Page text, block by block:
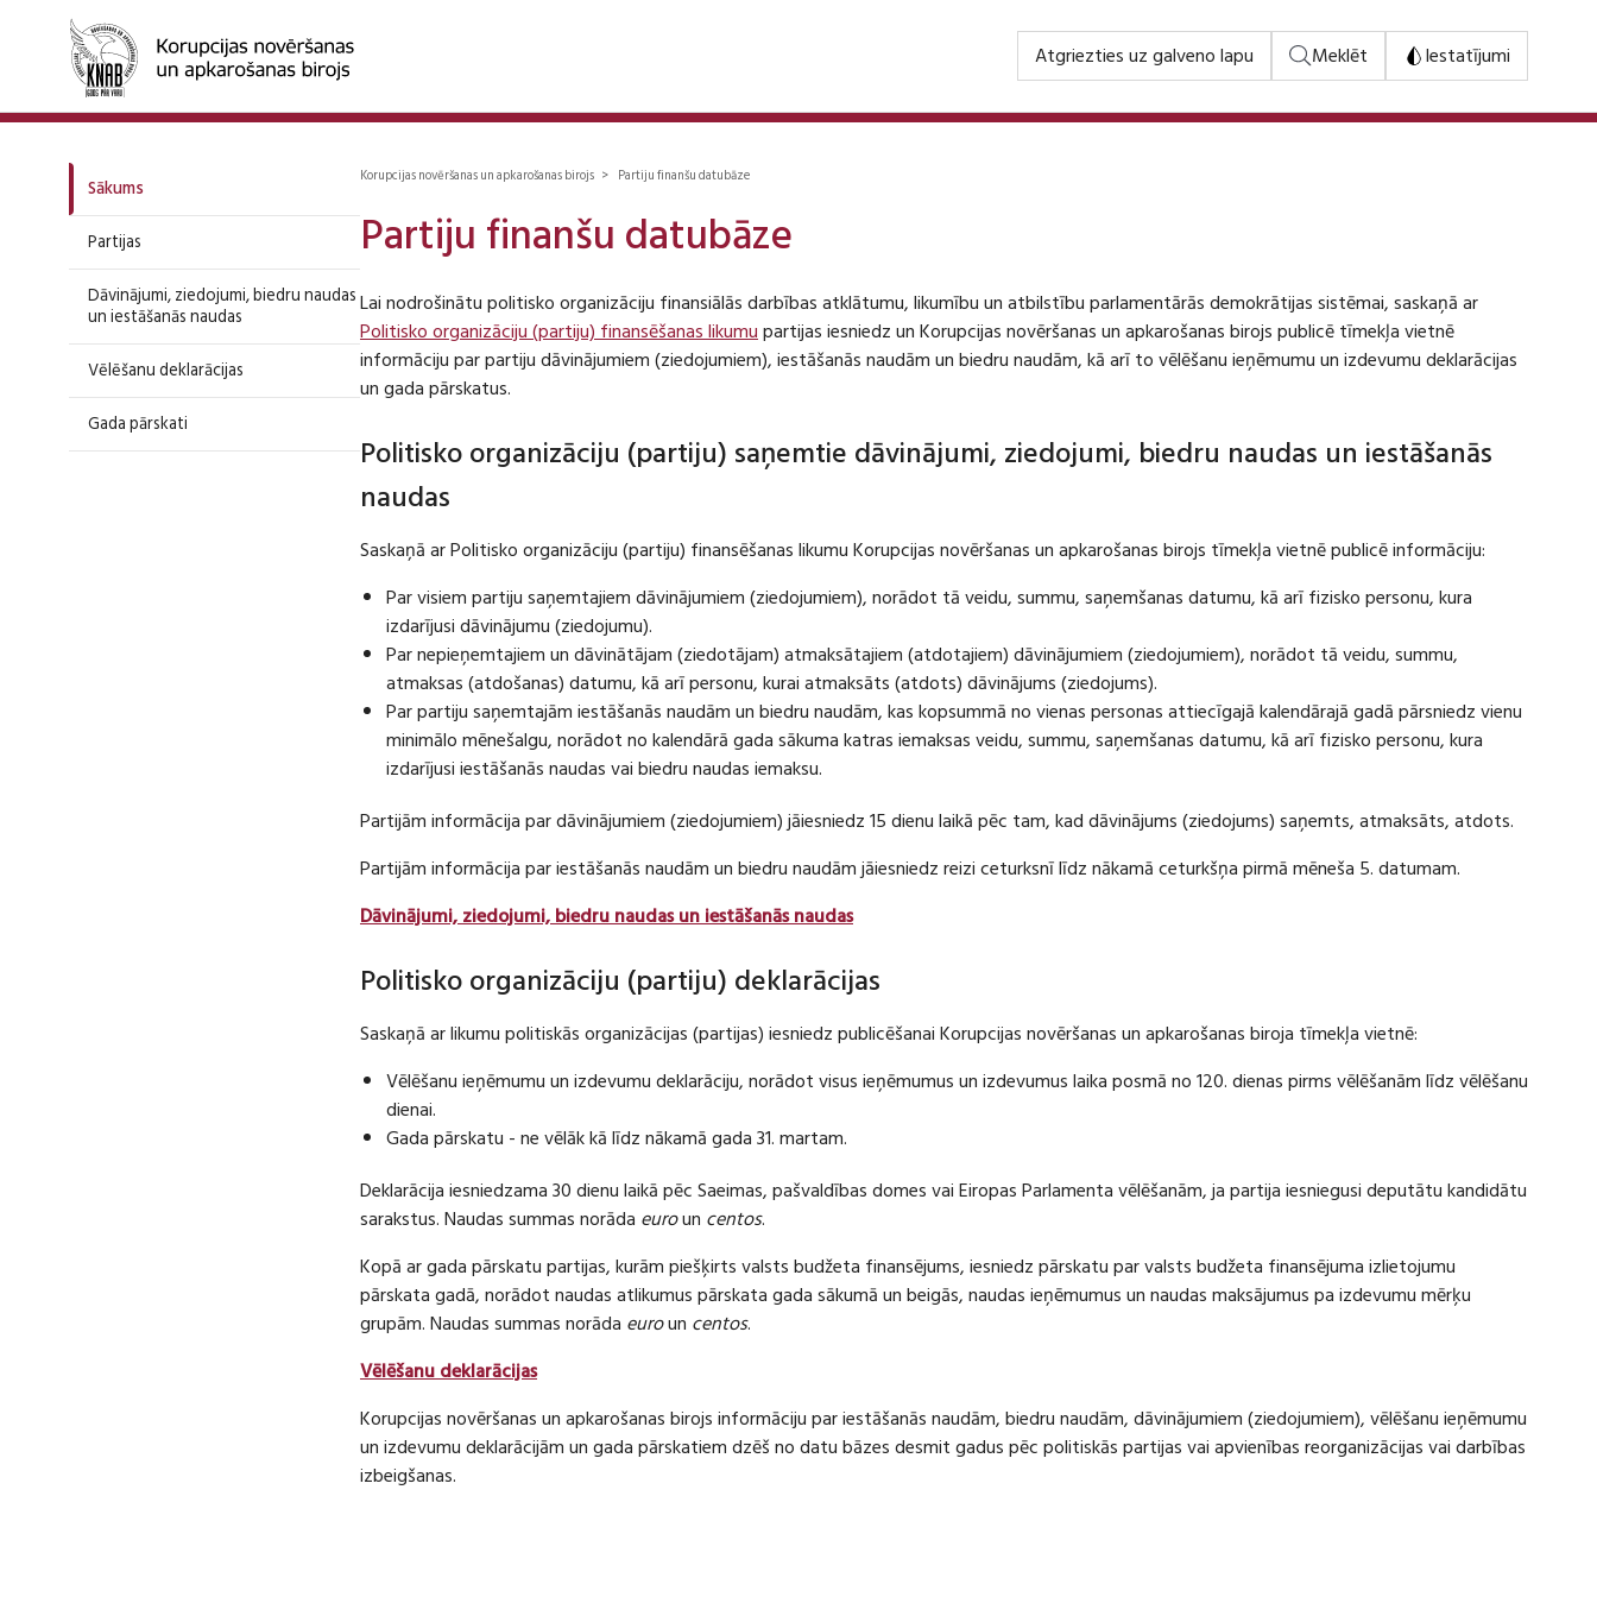
Atgriezties uz galveno lapu Meklēt Iestatījumi
Sākums
Partijas
Dāvinājumi, ziedojumi, biedru naudas
un iestāšanās naudas
Vēlēšanu deklarācijas
Gada pārskati
Korupcijas novēršanas un apkarošanas birojs > Partiju finanšu datubāze
Partiju finanšu datubāze
Lai nodrošinātu politisko organizāciju finansiālās darbības atklātumu, likumību un atbilstību parlamentārās demokrātijas sistēmai, saskaņā ar
Politisko organizāciju (partiju) finansēšanas likumupartijas iesniedz un Korupcijas novēršanas un apkarošanas birojs publicē tīmekļa vietnē
informāciju par partiju dāvinājumiem (ziedojumiem), iestāšanās naudām un biedru naudām, kā arī to vēlēšanu ieņēmumu un izdevumu deklarācijas
un gada pārskatus.
Politisko organizāciju (partiju) saņemtie dāvinājumi, ziedojumi, biedru naudas un iestāšanās
naudas
Saskaņā ar Politisko organizāciju (partiju) finansēšanas likumu Korupcijas novēršanas un apkarošanas birojs tīmekļa vietnē publicē informāciju:
Par visiem partiju saņemtajiem dāvinājumiem (ziedojumiem), norādot tā veidu, summu, saņemšanas datumu, kā arī fizisko personu, kura
izdarījusi dāvinājumu (ziedojumu).
Par nepieņemtajiem un dāvinātājam (ziedotājam) atmaksātajiem (atdotajiem) dāvinājumiem (ziedojumiem), norādot tā veidu, summu,
atmaksas (atdošanas) datumu, kā arī personu, kurai atmaksāts (atdots) dāvinājums (ziedojums).
Par partiju saņemtajām iestāšanās naudām un biedru naudām, kas kopsummā no vienas personas attiecīgajā kalendārajā gadā pārsniedz vienu
minimālo mēnešalgu, norādot no kalendārā gada sākuma katras iemaksas veidu, summu, saņemšanas datumu, kā arī fizisko personu, kura
izdarījusi iestāšanās naudas vai biedru naudas iemaksu.
Partijām informācija par dāvinājumiem (ziedojumiem) jāiesniedz 15 dienu laikā pēc tam, kad dāvinājums (ziedojums) saņemts, atmaksāts, atdots.
Partijām informācija par iestāšanās naudām un biedru naudām jāiesniedz reizi ceturksnī līdz nākamā ceturkšņa pirmā mēneša 5. datumam.
Dāvinājumi, ziedojumi, biedru naudas un iestāšanās naudas
Politisko organizāciju (partiju) deklarācijas
Saskaņā ar likumu politiskās organizācijas (partijas) iesniedz publicēšanai Korupcijas novēršanas un apkarošanas biroja tīmekļa vietnē:
Vēlēšanu ieņēmumu un izdevumu deklarāciju, norādot visus ieņēmumus un izdevumus laika posmā no 120. dienas pirms vēlēšanām līdz vēlēšanu
dienai.
Gada pārskatu - ne vēlāk kā līdz nākamā gada 31. martam.
Deklarācija iesniedzama 30 dienu laikā pēc Saeimas, pašvaldības domes vai Eiropas Parlamenta vēlēšanām, ja partija iesniegusi deputātu kandidātu
sarakstus. Naudas summas norāda euroun centos.
Kopā ar gada pārskatu partijas, kurām piešķirts valsts budžeta finansējums, iesniedz pārskatu par valsts budžeta finansējuma izlietojumu
pārskata gadā, norādot naudas atlikumus pārskata gada sākumā un beigās, naudas ieņēmumus un naudas maksājumus pa izdevumu mērķu
grupām. Naudas summas norāda euroun centos.
Vēlēšanu deklarācijas
Korupcijas novēršanas un apkarošanas birojs informāciju par iestāšanās naudām, biedru naudām, dāvinājumiem (ziedojumiem), vēlēšanu ieņēmumu
un izdevumu deklarācijām un gada pārskatiem dzēš no datu bāzes desmit gadus pēc politiskās partijas vai apvienības reorganizācijas vai darbības
izbeigšanas.